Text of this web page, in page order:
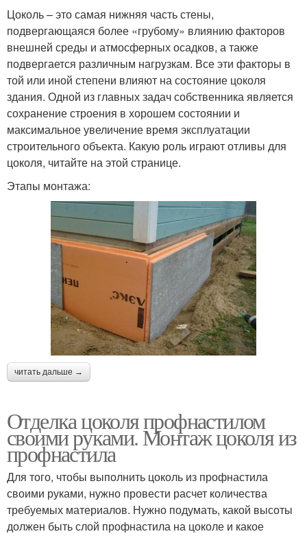
Цоколь – это самая нижняя часть стены,
подвергающаяся более «грубому» влиянию факторов
внешней среды и атмосферных осадков, а также
подвергается различным нагрузкам. Все эти факторы в
той или иной степени влияют на состояние цоколя
здания. Одной из главных задач собственника является
сохранение строения в хорошем состоянии и
максимальное увеличение время эксплуатации
строительного объекта. Какую роль играют отливы для
цоколя, читайте на этой странице.
Этапы монтажа:
читать дальше →
Отделка цоколя профнастилом
своими руками. Монтаж цоколя из
профнастила
Для того, чтобы выполнить цоколь из профнастила
своими руками, нужно провести расчет количества
требуемых материалов. Нужно подумать, какой высоты
должен быть слой профнастила на цоколе и какое